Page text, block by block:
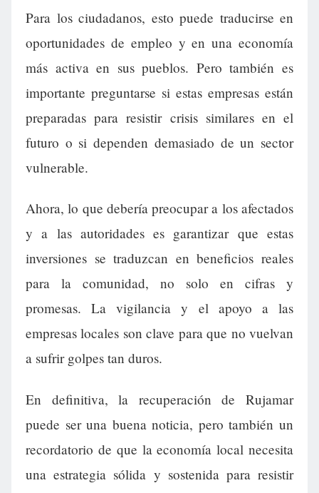
Para los ciudadanos, esto puede traducirse en
oportunidades de empleo y en una economía
más activa en sus pueblos. Pero también es
importante preguntarse si estas empresas están
preparadas para resistir crisis similares en el
futuro o si dependen demasiado de un sector
vulnerable.
Ahora, lo que debería preocupar a los afectados
y a las autoridades es garantizar que estas
inversiones se traduzcan en beneficios reales
para la comunidad, no solo en cifras y
promesas. La vigilancia y el apoyo a las
empresas locales son clave para que no vuelvan
a sufrir golpes tan duros.
En definitiva, la recuperación de Rujamar
puede ser una buena noticia, pero también un
recordatorio de que la economía local necesita
una estrategia sólida y sostenida para resistir